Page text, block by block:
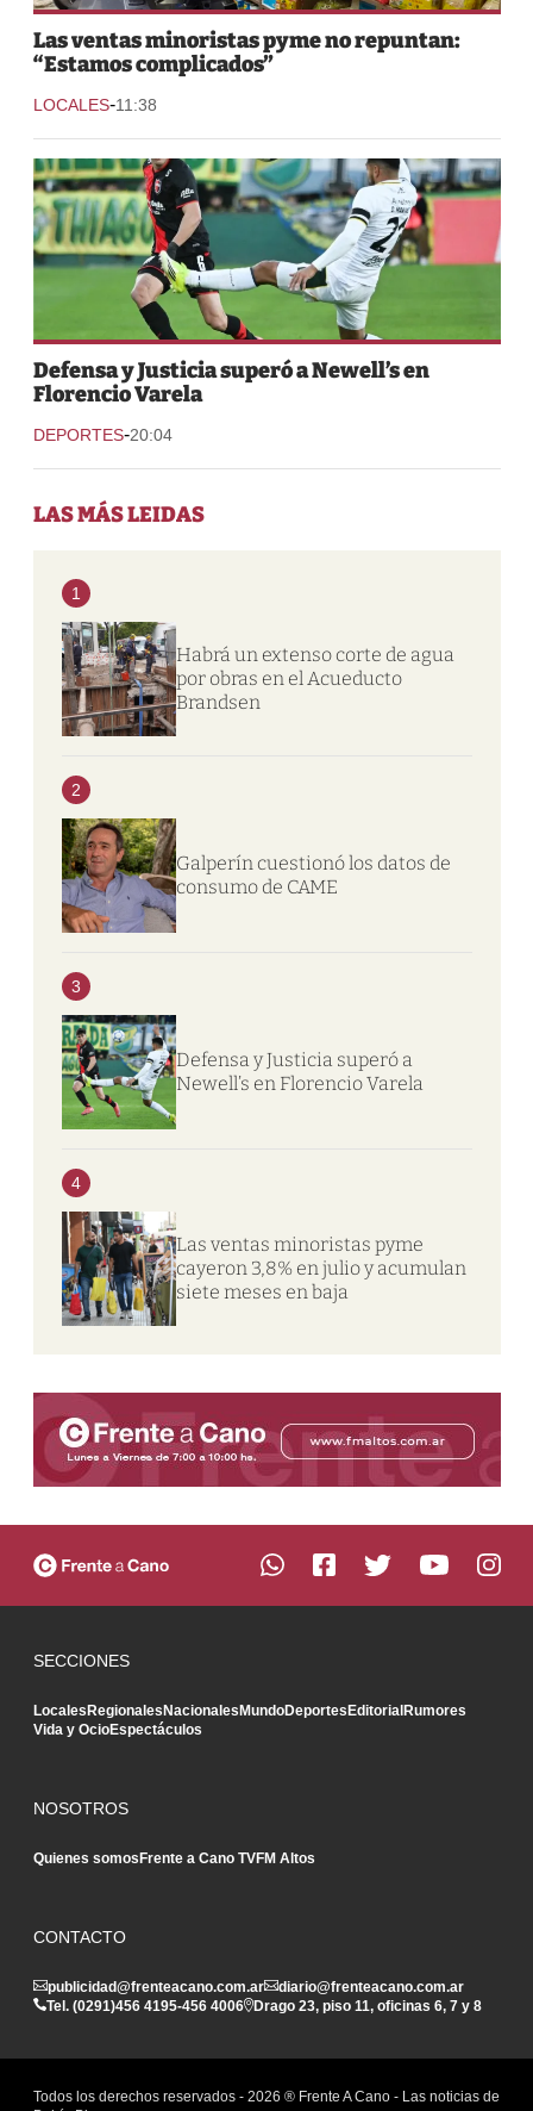
Las ventas minoristas pyme no repuntan:
“Estamos complicados”
LOCALES-11:38
Defensa y Justicia superó a Newell’s en
Florencio Varela
DEPORTES-20:04
LAS MÁS LEIDAS
1
Habrá un extenso corte de agua
por obras en el Acueducto
Brandsen
2
Galperín cuestionó los datos de
consumo de CAME
3
Defensa y Justicia superó a
Newell’s en Florencio Varela
4
Las ventas minoristas pyme
cayeron 3,8% en julio y acumulan
siete meses en baja
SECCIONES
LocalesRegionalesNacionalesMundoDeportesEditorialRumores
Vida y OcioEspectáculos
NOSOTROS
Quienes somosFrente a Cano TVFM Altos
CONTACTO
publicidad@frenteacano.com.ar
diario@frenteacano.com.ar
Tel. (0291)456 4195-456 4006 Drago 23, piso 11, oficinas 6, 7 y 8
Todos los derechos reservados - 2026 ® Frente A Cano - Las noticias de